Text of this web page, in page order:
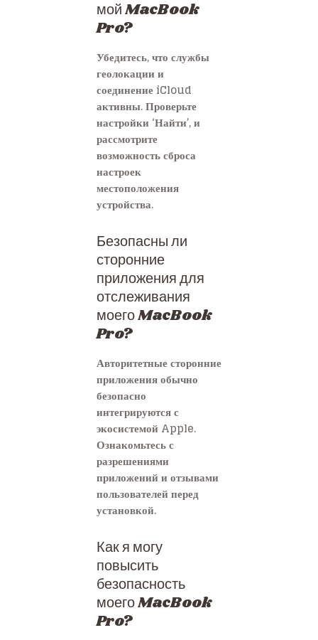
мой MacBook
Pro?
Убедитесь, что службы
геолокации и
соединение iCloud
активны. Проверьте
настройки ‘Найти’, и
рассмотрите
возможность сброса
настроек
местоположения
устройства.
Безопасны ли
сторонние
приложения для
отслеживания
моего MacBook
Pro?
Авторитетные сторонние
приложения обычно
безопасно
интегрируются с
экосистемой Apple.
Ознакомьтесь с
разрешениями
приложений и отзывами
пользователей перед
установкой.
Как я могу
повысить
безопасность
моего MacBook
Pro?